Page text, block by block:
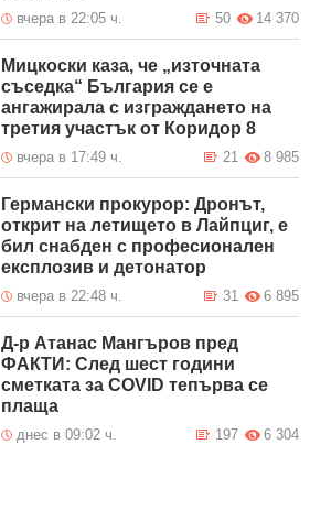
вчера в 22:05 ч. 14 370
50
Мицкоски каза, че „източната
съседка“ България се е
ангажирала с изграждането на
третия участък от Коридор 8
вчера в 17:49 ч. 8 985
21
Германски прокурор: Дронът,
открит на летището в Лайпциг, е
бил снабден с професионален
експлозив и детонатор
вчера в 22:48 ч. 6 895
31
Д-р Атанас Мангъров пред
ФАКТИ: След шест години
сметката за COVID тепърва се
плаща
днес в 09:02 ч. 6 304
197